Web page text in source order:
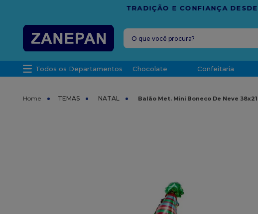
FRETE GRÁTIS
O que você procura?
Todos os Departamentos Chocolate Confeitaria
TEMAS NATAL Balão Met. Mini Boneco De Neve
vela
8º